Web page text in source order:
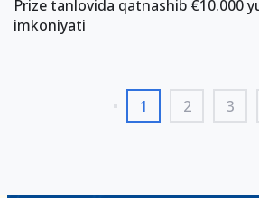
Prize tanlovida qatnashib €10.000
imkoniyati
1 2 3